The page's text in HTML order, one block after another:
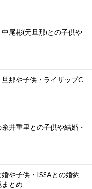
尾彬(元旦那)との子供や
那や子供・ライザップC
井重里との子供や結婚・
や子供・ISSAとの婚約
とめ